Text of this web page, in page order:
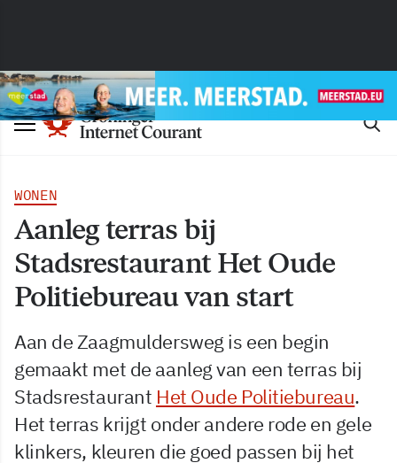
WONEN
Aanleg terras bij
Stadsrestaurant Het Oude
Politiebureau van start
Aan de Zaagmuldersweg is een begin
gemaakt met de aanleg van een terras bij
Stadsrestaurant Het Oude Politiebureau.
Het terras krijgt onder andere rode en gele
klinkers, kleuren die goed passen bij het